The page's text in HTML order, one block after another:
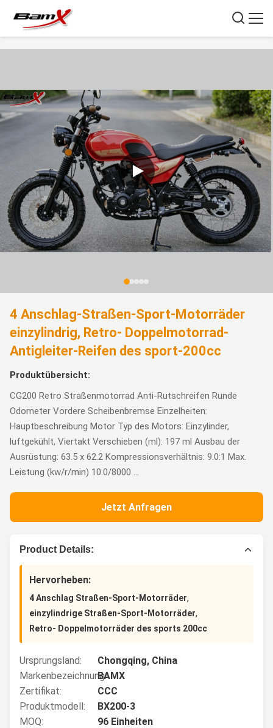
4 Anschlag-Straßen-Sport-Motorräder
einzylindrig, Retro- Doppelmotorrad-
Antigleiter-Reifen des sport-200cc
Produktübersicht:
CG200 Retro Straßenmotorrad Anti-Rutschreifen Runde
Odometer Vordere Scheibenbremse Einzelheiten:
Hauptbeschreibung Motor Typ des Motors: Einzylinder,
luftgekühlt, Viertakt Verschieben (ml): 197 ml Ausbau der
Ausrüstung: 63.5 x 62.2 Kompressionsverhältnis: 9.0:1 Max.
Leistung (kw/r/min) 10.0/8000 ...
Jetzt Anfragen
Product Details:
Hervorheben:
4 Anschlag Straßen-Sport-Motorräder,
einzylindrige Straßen-Sport-Motorräder,
Retro- Doppelmotorräder des sports 200cc
Ursprungsland:
Chongqing, China
Markenbezeichnung:BAMX
Zertifikat:
CCC
Produktmodell:
BX200-3
MOQ:
96 Einheiten